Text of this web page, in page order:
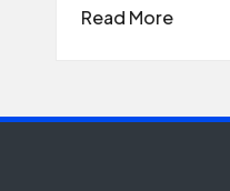
Read More